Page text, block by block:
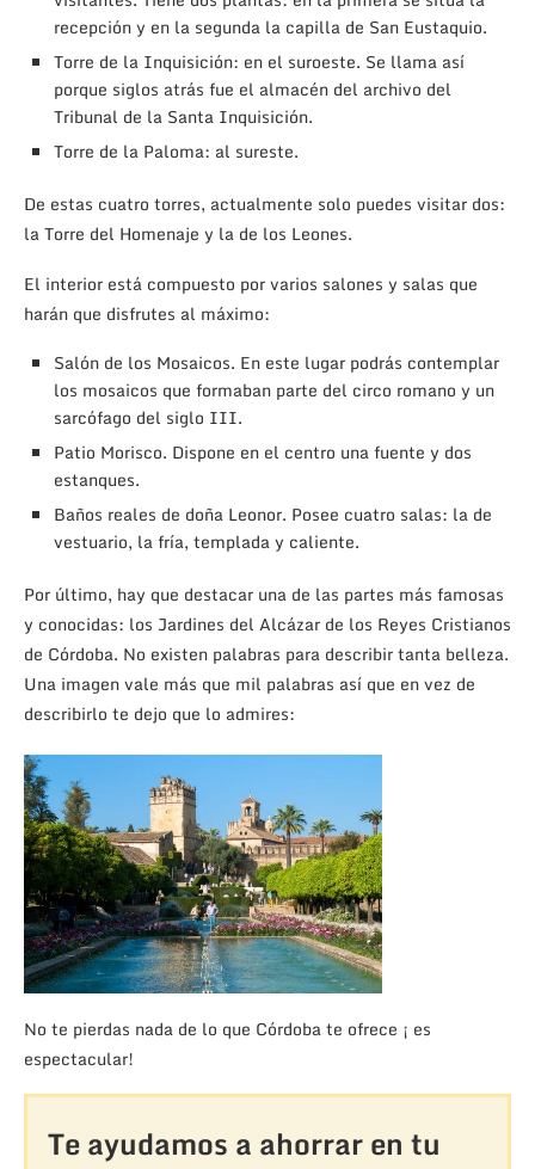
recepción y en la segunda la capilla de San Eustaquio.
Torre de la Inquisición: en el suroeste. Se llama así
porque siglos atrás fue el almacén del archivo del
Tribunal de la Santa Inquisición.
Torre de la Paloma: al sureste.
De estas cuatro torres, actualmente solo puedes visitar dos:
la Torre del Homenaje y la de los Leones.
El interior está compuesto por varios salones y salas que
harán que disfrutes al máximo:
Salón de los Mosaicos. En este lugar podrás contemplar
los mosaicos que formaban parte del circo romano y un
sarcófago del siglo III.
Patio Morisco. Dispone en el centro una fuente y dos
estanques.
Baños reales de doña Leonor. Posee cuatro salas: la de
vestuario, la fría, templada y caliente.
Por último, hay que destacar una de las partes más famosas
y conocidas: los Jardines del Alcázar de los Reyes Cristianos
de Córdoba. No existen palabras para describir tanta belleza.
Una imagen vale más que mil palabras así que en vez de
describirlo te dejo que lo admires:
No te pierdas nada de lo que Córdoba te ofrece ¡ es
espectacular!
Te ayudamos a ahorrar en tu